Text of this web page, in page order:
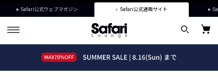
Safari公式ウェブマガジン Safari公式通販サイト